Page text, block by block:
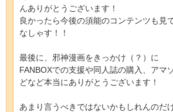
んありがとうございます！
良かったら今後の須能のコンテンツも見
なしゃす！！
最後に、邪神漫画をきっかけ（？）に
FANBOXでの支援や同人誌の購入、アマ
どなど本当にありがとうございます！
あまり言うべきではないかもしれんのだ